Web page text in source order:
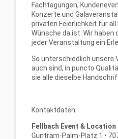
Fachtagungen,
Konzerte und
privaten Feierlichkeit für all
Wünsche da ist. Wir haben
jeder Veranstaltung ein
So unterschiedlich unsere
auch sind, in puncto
sie alle dieselbe
Kontaktdaten:
Fellbach Event & Location
Guntram-Palm-Platz 1 •